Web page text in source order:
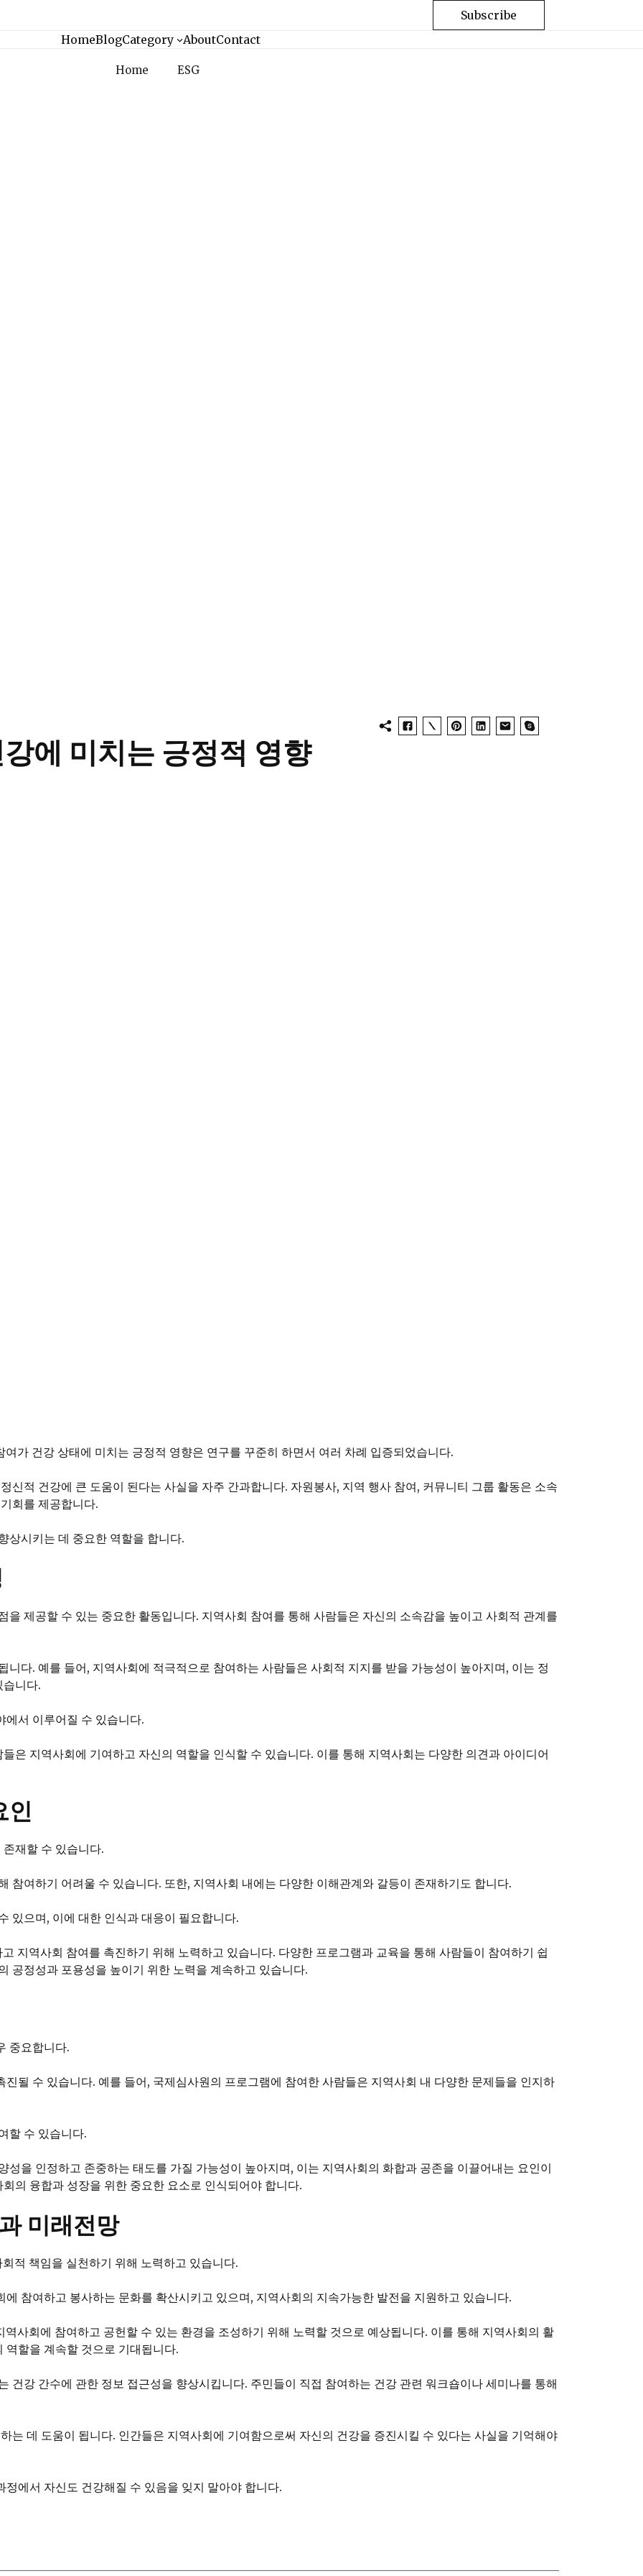
Subscribe
HomeBlogCategory AboutContact
Home ESG
에 미치는 긍정적 영향
가 건강 상태에 미치는 긍정적 영향은 연구를 꾸준히 하면서 여러 차례 입증되었습니다.
신적 건강에 큰 도움이 된다는 사실을 자주 간과합니다. 자원봉사, 지역 행사 참여, 커뮤니티 그룹 활동은 소속
회를 제공합니다.
상시키는 데 중요한 역할을 합니다.
을 제공할 수 있는 중요한 활동입니다. 지역사회 참여를 통해 사람들은 자신의 소속감을 높이고 사회적 관계를
니다. 예를 들어, 지역사회에 적극적으로 참여하는 사람들은 사회적 지지를 받을 가능성이 높아지며, 이는 정
니다.
에서 이루어질 수 있습니다.
은 지역사회에 기여하고 자신의 역할을 인식할 수 있습니다. 이를 통해 지역사회는 다양한 의견과 아이디어
인
재할 수 있습니다.
참여하기 어려울 수 있습니다. 또한, 지역사회 내에는 다양한 이해관계와 갈등이 존재하기도 합니다.
있으며, 이에 대한 인식과 대응이 필요합니다.
지역사회 참여를 촉진하기 위해 노력하고 있습니다. 다양한 프로그램과 교육을 통해 사람들이 참여하기 쉽
공정성과 포용성을 높이기 위한 노력을 계속하고 있습니다.
중요합니다.
될 수 있습니다. 예를 들어, 국제심사원의 프로그램에 참여한 사람들은 지역사회 내 다양한 문제들을 인지하
할 수 있습니다.
성을 인정하고 존중하는 태도를 가질 가능성이 높아지며, 이는 지역사회의 화합과 공존을 이끌어내는 요인이
의 융합과 성장을 위한 중요한 요소로 인식되어야 합니다.
미래전망
적 책임을 실천하기 위해 노력하고 있습니다.
참여하고 봉사하는 문화를 확산시키고 있으며, 지역사회의 지속가능한 발전을 지원하고 있습니다.
사회에 참여하고 공헌할 수 있는 환경을 조성하기 위해 노력할 것으로 예상됩니다. 이를 통해 지역사회의 활
할을 계속할 것으로 기대됩니다.
건강 간수에 관한 정보 접근성을 향상시킵니다. 주민들이 직접 참여하는 건강 관련 워크숍이나 세미나를 통해
는 데 도움이 됩니다. 인간들은 지역사회에 기여함으로써 자신의 건강을 증진시킬 수 있다는 사실을 기억해야
에서 자신도 건강해질 수 있음을 잊지 말아야 합니다.